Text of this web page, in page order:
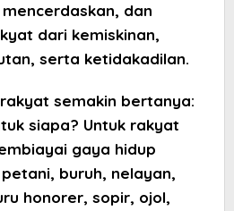
dan
dari kemiskinan,
serta ketidakadilan.
semakin bertanya:
siapa? Untuk rakyat
gaya hidup
buruh, nelayan,
honorer, sopir, ojol,